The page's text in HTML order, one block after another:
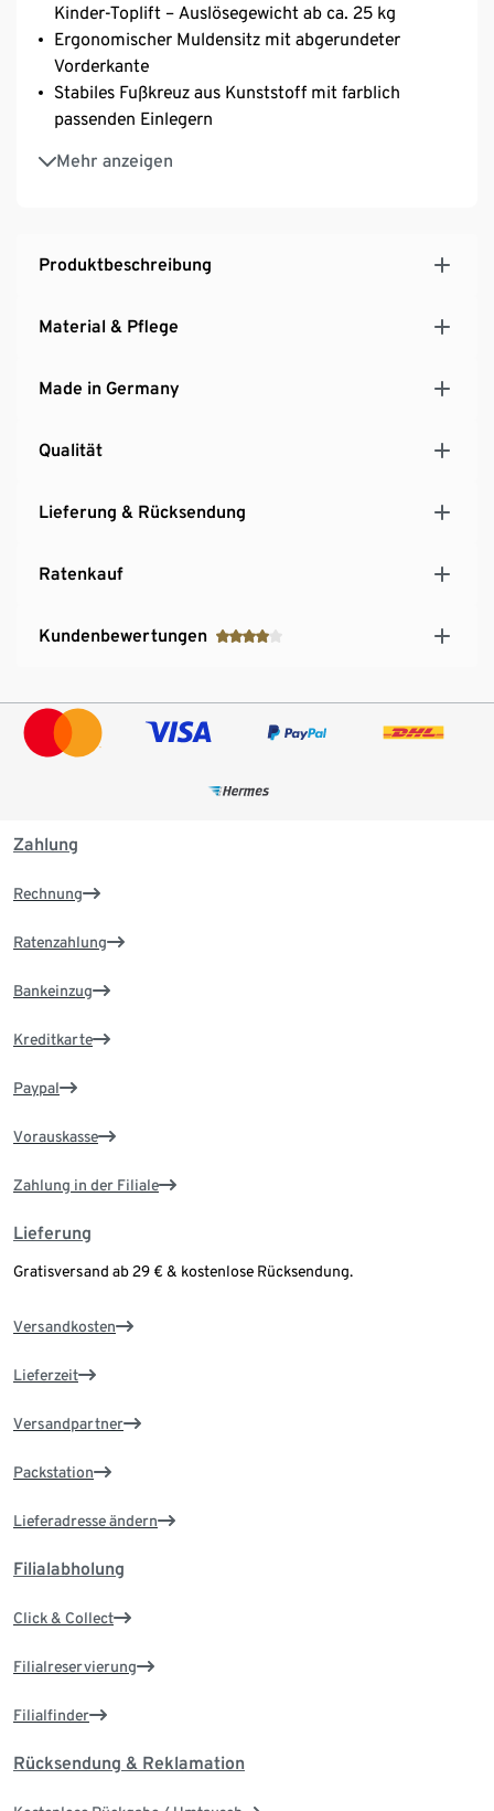
Kinder-Toplift – Auslösegewicht ab ca. 25 kg
Ergonomischer Muldensitz mit abgerundeter
Vorderkante
Stabiles Fußkreuz aus Kunststoff mit farblich
passenden Einlegern
Mehr anzeigen
Lastabhängig gebremste Sicherheitsdoppelrollen
für Teppichböden
MADE IN GERMANY
Produktbeschreibung
Material & Pflege
Made in Germany
Qualität
Lieferung & Rücksendung
Ratenkauf
Kundenbewertungen
Zahlung
Rechnung
Ratenzahlung
Bankeinzug
Kreditkarte
Paypal
Vorauskasse
Zahlung in der Filiale
Lieferung
Gratisversand ab 29 € & kostenlose Rücksendung.
Versandkosten
Lieferzeit
Versandpartner
Packstation
Lieferadresse ändern
Filialabholung
Click & Collect
Filialreservierung
Filialfinder
Rücksendung & Reklamation